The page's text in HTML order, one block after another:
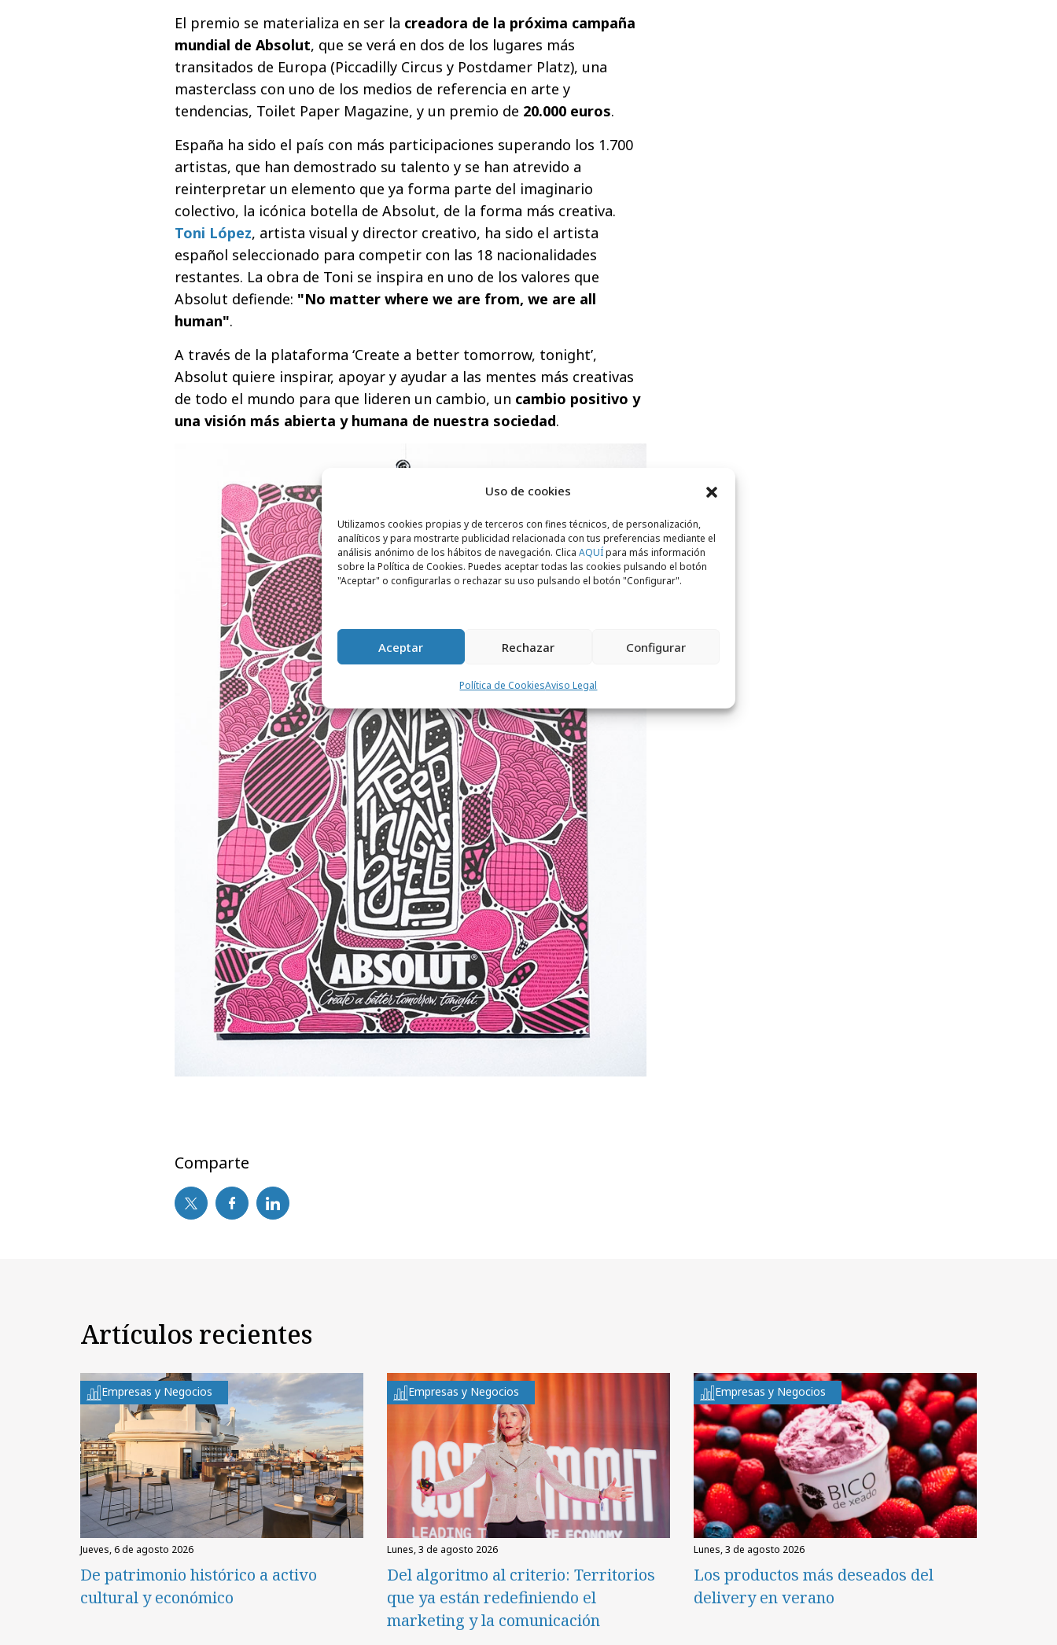
Uso de cookies
Utilizamos cookies propias y de terceros con fines técnicos, de personalización,
analíticos y para mostrarte publicidad relacionada con tus preferencias mediante el
análisis anónimo de los hábitos de navegación. Clica AQUÍpara más información
sobre la Política de Cookies. Puedes aceptar todas las cookies pulsando el botón
"Aceptar" o configurarlas o rechazar su uso pulsando el botón "Configurar".
Aceptar Rechazar Configurar
Política de CookiesAviso Legal
El premio se materializa en ser la creadora de la próxima campaña
mundial de Absolut, que se verá en dos de los lugares más
transitados de Europa (Piccadilly Circus y Postdamer Platz), una
masterclass con uno de los medios de referencia en arte y
tendencias, Toilet Paper Magazine, y un premio de 20.000 euros.
España ha sido el país con más participaciones superando los 1.700
artistas, que han demostrado su talento y se han atrevido a
reinterpretar un elemento que ya forma parte del imaginario
colectivo, la icónica botella de Absolut, de la forma más creativa.
Toni López, artista visual y director creativo, ha sido el artista
español seleccionado para competir con las 18 nacionalidades
restantes. La obra de Toni se inspira en uno de los valores que
Absolut defiende: "No matter where we are from, we are all
human".
A través de la plataforma ‘Create a better tomorrow, tonight’,
Absolut quiere inspirar, apoyar y ayudar a las mentes más creativas
de todo el mundo para que lideren un cambio, un cambio positivo y
una visión más abierta y humana de nuestra sociedad.
Comparte
Artículos recientes
Empresas y Negocios
jueves, 6 de agosto 2026
De patrimonio histórico a activo
cultural y económico
Empresas y Negocios
lunes, 3 de agosto 2026
Del algoritmo al criterio: Territorios
que ya están redefiniendo el
marketing y la comunicación
Empresas y Negocios
lunes, 3 de agosto 2026
Los productos más deseados del
delivery en verano